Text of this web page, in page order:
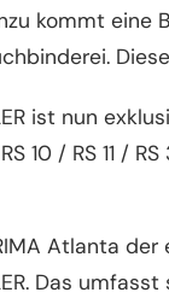
kommt eine
ist nun
10 / RS 11 /
Atlanta
Das umfasst